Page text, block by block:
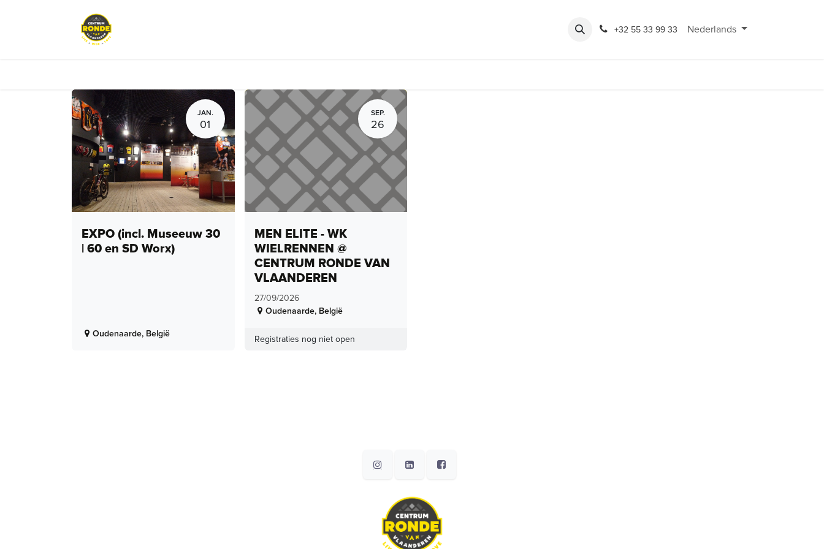
Rondeshop Contact en openingsuren
+32 55 33 99 33 Nederlands
JAN.
01
EXPO (incl. Museeuw 30
| 60 en SD Worx)
Oudenaarde, België
SEP.
26
MEN ELITE - WK
WIELRENNEN @
CENTRUM RONDE VAN
VLAANDEREN
27/09/2026
Oudenaarde, België
Registraties nog niet open